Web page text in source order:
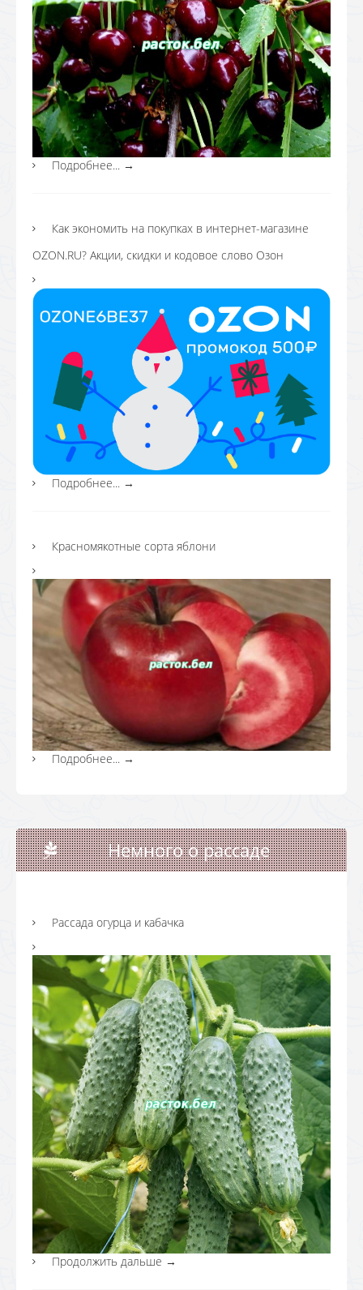
Подробнее... →
Как экономить на покупках в интернет-магазине
OZON.RU? Акции, скидки и кодовое слово Озон
Подробнее... →
Красномякотные сорта яблони
Подробнее... →
Немного о рассаде
Рассада огурца и кабачка
Продолжить дальше →